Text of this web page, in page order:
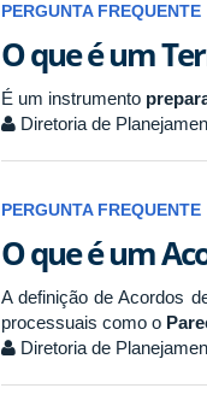
PERGUNTA FREQUENTE
O que é um
É um instrumento
Diretoria de
PERGUNTA FREQUENTE
O que é um
A definição de Acordos
processuais como o
Diretoria de